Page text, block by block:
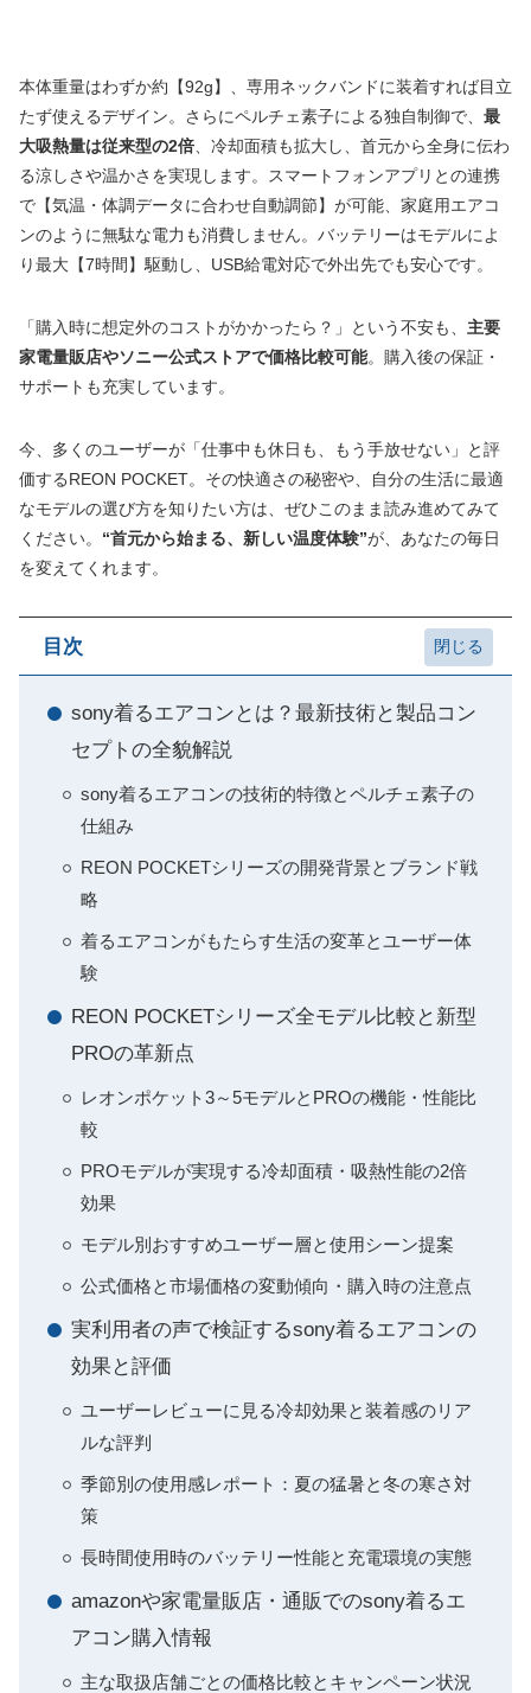
本体重量はわずか約【92g】、専用ネックバンドに装着すれば目立
たず使えるデザイン。さらにペルチェ素子による独自制御で、 最
大吸熱量は従来型の2倍 、冷却面積も拡大し、首元から全身に伝わ
る涼しさや温かさを実現します。スマートフォンアプリとの連携
で【気温・体調データに合わせ自動調節】が可能、家庭用エアコ
ンのように無駄な電力も消費しません。バッテリーはモデルによ
り最大【7時間】駆動し、USB給電対応で外出先でも安心です。
「購入時に想定外のコストがかかったら？」という不安も、 主要
家電量販店やソニー公式ストアで価格比較可能。購入後の保証・
サポートも充実しています。
今、多くのユーザーが「仕事中も休日も、もう手放せない」と評
価するREON POCKET。その快適さの秘密や、自分の生活に最適
なモデルの選び方を知りたい方は、ぜひこのまま読み進めてみて
ください。 “首元から始まる、新しい温度体験”が、あなたの毎日
を変えてくれます。
目次
sony着るエアコンとは？最新技術と製品コン
セプトの全貌解説
sony着るエアコンの技術的特徴とペルチェ素子の
仕組み
REON POCKETシリーズの開発背景とブランド戦
略
着るエアコンがもたらす生活の変革とユーザー体
験
REON POCKETシリーズ全モデル比較と新型
PROの革新点
レオンポケット3～5モデルとPROの機能・性能比
較
PROモデルが実現する冷却面積・吸熱性能の2倍
効果
モデル別おすすめユーザー層と使用シーン提案
公式価格と市場価格の変動傾向・購入時の注意点
実利用者の声で検証するsony着るエアコンの
効果と評価
ユーザーレビューに見る冷却効果と装着感のリア
ルな評判
季節別の使用感レポート：夏の猛暑と冬の寒さ対
策
長時間使用時のバッテリー性能と充電環境の実態
amazonや家電量販店・通販でのsony着るエ
アコン購入情報
主な取扱店舗ごとの価格比較とキャンペーン状況